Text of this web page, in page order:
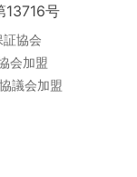
13716号
証協会
会加盟
議会加盟